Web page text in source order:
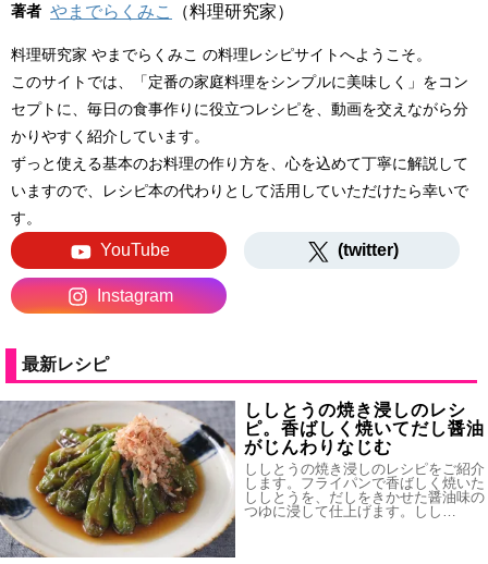
著者 やまでらくみこ （料理研究家）
料理研究家 やまでらくみこ の料理レシピサイトへようこそ。
このサイトでは、「定番の家庭料理をシンプルに美味しく」をコン
セプトに、毎日の食事作りに役立つレシピを、動画を交えながら分
かりやすく紹介しています。
ずっと使える基本のお料理の作り方を、心を込めて丁寧に解説して
いますので、レシピ本の代わりとして活用していただけたら幸いで
す。
YouTube (twitter)
Instagram
最新レシピ
ししとうの焼き浸しのレシ
ピ。香ばしく焼いてだし醤油
がじんわりなじむ
ししとうの焼き浸しのレシピをご紹介
します。フライパンで香ばしく焼いた
ししとうを、だしをきかせた醤油味の
つゆに浸して仕上げます。しし…